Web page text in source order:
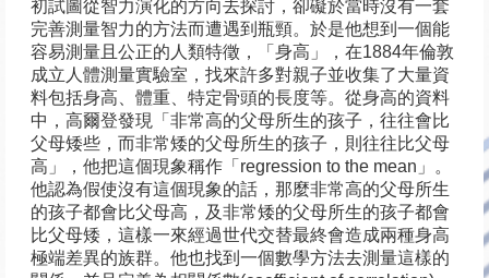
初試圖從智力演化的方向去探討，卻礙於當時沒有一套
完善測量智力的方法而遭遇到瓶頸。於是他想到一個能
容易測量且公正的人類特徵，「身高」，在1884年倫敦
成立人體測量實驗室，找來許多對親子並收集了大量資
料包括身高、體重、特定骨頭的長度等。從身高的資料
中，高爾登發現「非常高的父母所生的孩子，往往會比
父母矮些，而非常矮的父母所生的孩子，則往往比父母
高」，他把這個現象稱作「regression to the mean」。
他認為假使沒有這個現象的話，那麼非常高的父母所生
的孩子都會比父母高，及非常矮的父母所生的孩子都會
比父母矮，這樣一來經過世代交替最終會造成兩種身高
極端差異的族群。他也找到一個數學方法去測量這樣的